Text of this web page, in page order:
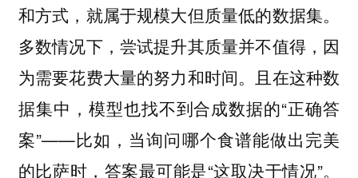
和方式，就属于规模大但质量低的数据集。
多数情况下，尝试提升其质量并不值得，因
为需要花费大量的努力和时间。且在这种数
据集中，模型也找不到合成数据的“正确答
案”——比如，当询问哪个食谱能做出完美
的比萨时，答案最可能是“这取决于情况”。